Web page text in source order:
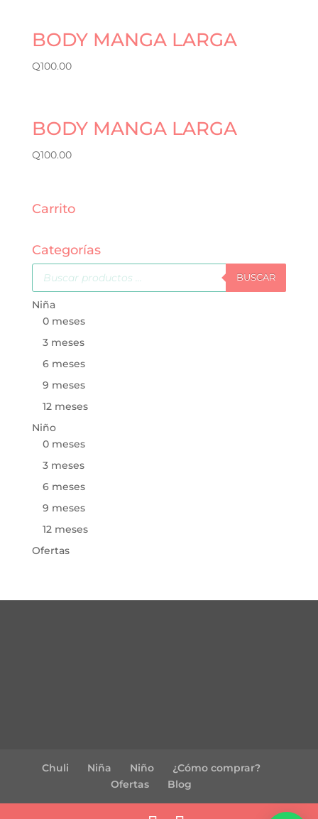
BODY MANGA LARGA
Q100.00
BODY MANGA LARGA
Q100.00
Carrito
Categorías
Búsqueda
de
productos
BUSCAR
Niña
0 meses
3 meses
6 meses
9 meses
12 meses
Niño
0 meses
3 meses
6 meses
9 meses
12 meses
Ofertas
Chuli Niña Niño
¿Cómo comprar?
Ofertas
Blog